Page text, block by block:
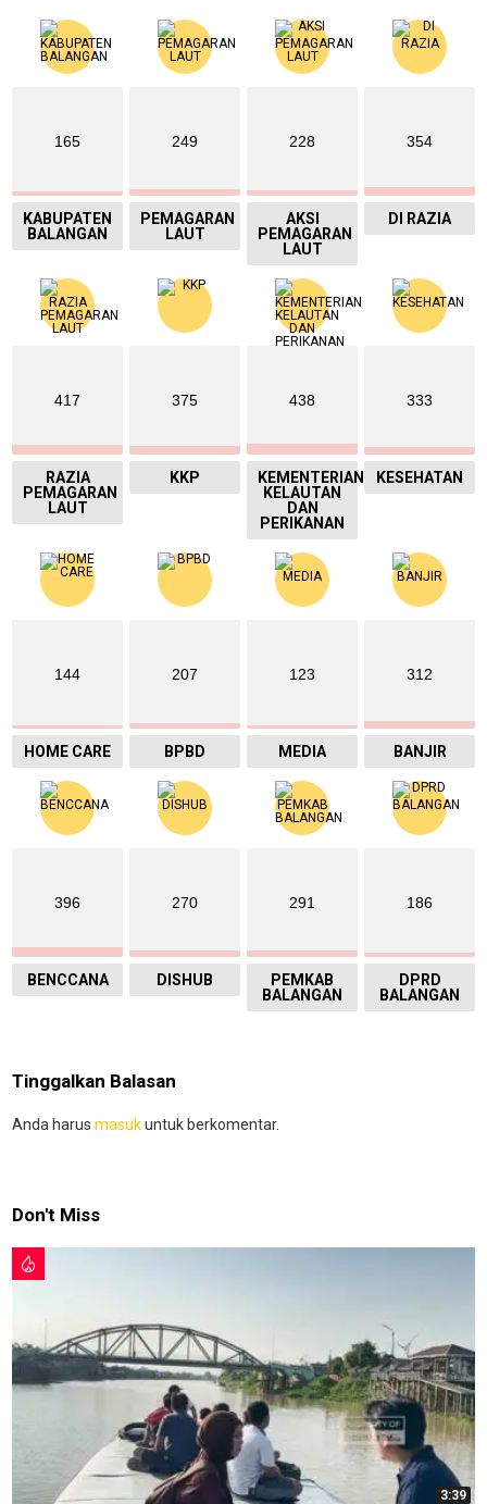
165
KABUPATEN
BALANGAN
249
PEMAGARAN
LAUT
228
AKSI
PEMAGARAN
LAUT
354
DI RAZIA
417
RAZIA
PEMAGARAN
LAUT
375
KKP
438
KEMENTERIAN
KELAUTAN
DAN
PERIKANAN
333
KESEHATAN
144
HOME CARE
207
BPBD
123
MEDIA
312
BANJIR
396
BENCCANA
270
DISHUB
291
PEMKAB
BALANGAN
186
DPRD
BALANGAN
Tinggalkan Balasan
Anda harus masukuntuk berkomentar.
Don't Miss
3:39